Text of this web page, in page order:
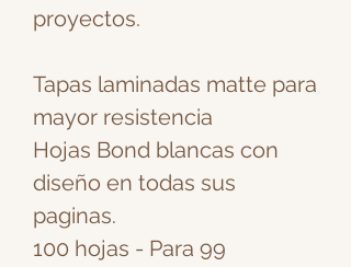
proyectos.
Tapas laminadas matte para
mayor resistencia
Hojas Bond blancas con
diseño en todas sus
paginas.
100 hojas - Para 99